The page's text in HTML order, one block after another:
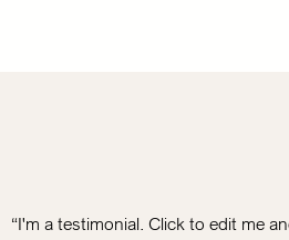
“I'm a testimonial. Click to edit me